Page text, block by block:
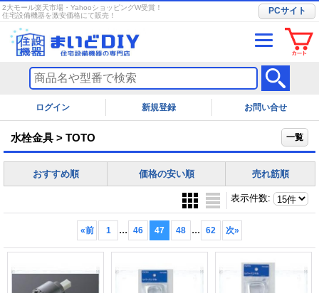
2大モール楽天市場・YahooショッピングW受賞！
住宅設備機器を激安価格にて販売！
PCサイト
ログイン お問い合せ
水栓金具 > TOTO 一覧
おすすめ順 価格の安い順 売れ筋順
表示件数:
«前 1 ... 46 47 48 ... 62 次»